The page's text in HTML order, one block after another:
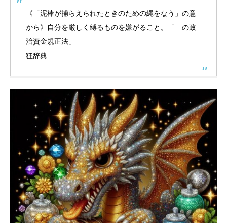
《「泥棒が捕らえられたときのための縄をなう」の意
から》自分を厳しく縛るものを嫌がること。「—の政
治資金規正法」
狂辞典